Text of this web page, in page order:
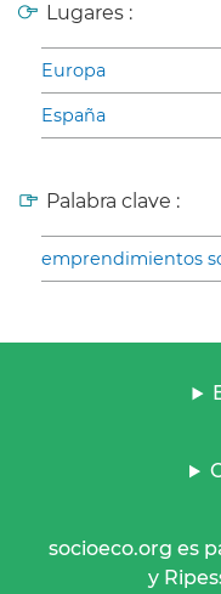
Lugares :
Europa
España
Palabra clave :
emprendimientos
socioeco.org es
y